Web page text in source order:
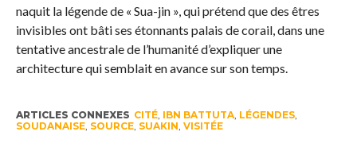
naquit la légende de « Sua-jin », qui prétend que des êtres
invisibles ont bâti ses étonnants palais de corail, dans une
tentative ancestrale de l’humanité d’expliquer une
architecture qui semblait en avance sur son temps.
ARTICLES CONNEXES CITÉ, IBN BATTUTA, LÉGENDES,
SOUDANAISE, SOURCE, SUAKIN VISITÉE